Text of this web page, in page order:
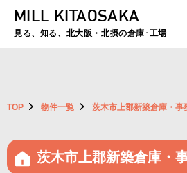
夏季休暇のお知らせ：2026年8月8日(土)～8月
MILL KITAOSAKA
見る、知る、北大阪・北摂の倉庫･工場
TOP 物件一覧 茨木市上郡新築倉庫・事
茨木市上郡新築倉庫・